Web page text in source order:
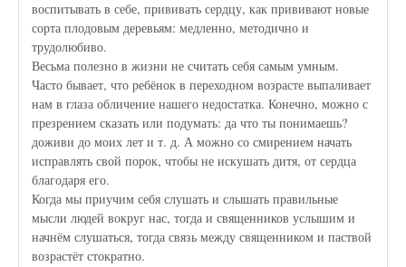
воспитывать в себе, прививать сердцу, как прививают новые
сорта плодовым деревьям: медленно, методично и
трудолюбиво.
Весьма полезно в жизни не считать себя самым умным.
Часто бывает, что ребёнок в переходном возрасте выпаливает
нам в глаза обличение нашего недостатка. Конечно, можно с
презрением сказать или подумать: да что ты понимаешь?
доживи до моих лет и т. д. А можно со смирением начать
исправлять свой порок, чтобы не искушать дитя, от сердца
благодаря его.
Когда мы приучим себя слушать и слышать правильные
мысли людей вокруг нас, тогда и священников услышим и
начнём слушаться, тогда связь между священником и паствой
возрастёт стократно.